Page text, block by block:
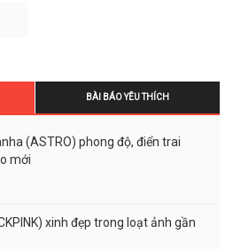
BÀI BÁO YÊU THÍCH
(ASTRO) phong độ, điển trai
mới
xinh đẹp trong loạt ảnh gần